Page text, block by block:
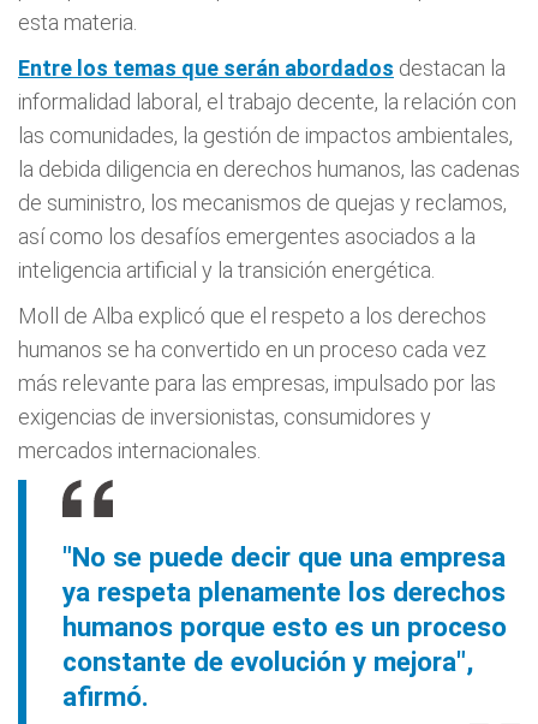
esta materia.
Entre los temas que serán abordados destacan la
informalidad laboral, el trabajo decente, la relación con
las comunidades, la gestión de impactos ambientales,
la debida diligencia en derechos humanos, las cadenas
de suministro, los mecanismos de quejas y reclamos,
así como los desafíos emergentes asociados a la
inteligencia artificial y la transición energética.
Moll de Alba explicó que el respeto a los derechos
humanos se ha convertido en un proceso cada vez
más relevante para las empresas, impulsado por las
exigencias de inversionistas, consumidores y
mercados internacionales.
"No se puede decir que una empresa
ya respeta plenamente los derechos
humanos porque esto es un proceso
constante de evolución y mejora",
afirmó.